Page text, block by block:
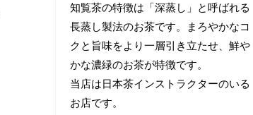
知覧茶の特徴は「深蒸し」と呼ばれる
長蒸し製法のお茶です。まろやかなコ
クと旨味をより一層引き立たせ、鮮や
かな濃緑のお茶が特徴です。
当店は日本茶インストラクターのいる
お店です。